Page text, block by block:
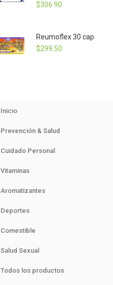
$306.90
Reumoflex 30 cap
$299.50
Inicio
Prevención & Salud
Cuidado Personal
Vitaminas
Aromatizantes
Deportes
Comestible
Salud Sexual
Todos los productos